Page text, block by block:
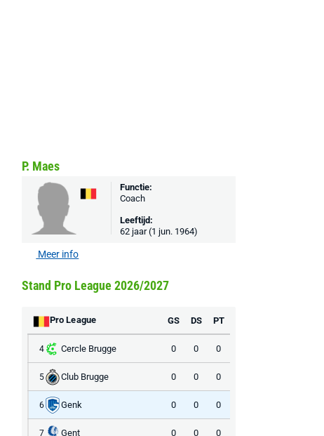
P. Maes
Functie:
Coach
Leeftijd:
62 jaar (1 jun. 1964)
Meer info
Stand Pro League 2026/2027
Pro League GS DS PT
4 Cercle Brugge 0 0 0
5 Club Brugge 0 0 0
6 Genk 0 0 0
7 Gent 0 0 0